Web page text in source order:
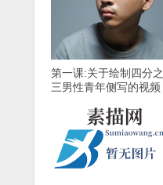
第一课:关于绘制四分之
三男性青年侧写的视频